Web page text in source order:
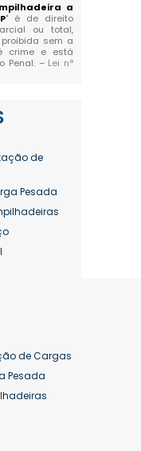
a
" é de direito
ou total,
sem a
crime e está
Penal. – Lei n°
de
Pesada
Preço
de Cargas
Pesada